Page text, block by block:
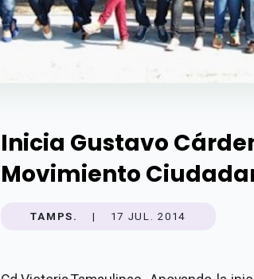
Inicia Gustavo
Movimiento
TAMPS. | 17 JUL. 2014